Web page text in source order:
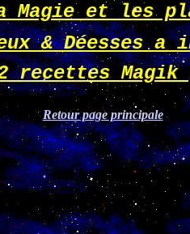
Magie et les
& Déesses a
recettes
Retour page principale